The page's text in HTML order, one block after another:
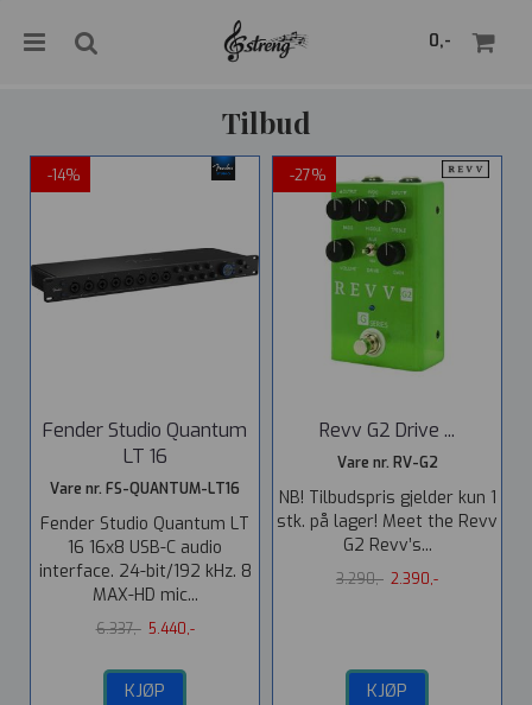
0,-
Tilbud
-14%
Fender Studio Quantum
LT 16
Vare nr. FS-QUANTUM-LT16
Fender Studio Quantum LT
16 16x8 USB-C audio
interface. 24-bit/192 kHz. 8
MAX-HD mic...
6.337,- 5.440,-
KJØP
-27%
Revv G2 Drive ...
Vare nr. RV-G2
NB! Tilbudspris gjelder kun 1
stk. på lager! Meet the Revv
G2 Revv’s...
3.290,- 2.390,-
KJØP
Trykk ENTER for å søke